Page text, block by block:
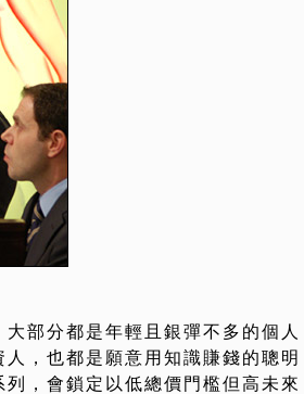
部分都是年輕且銀彈不多的個人
，也都是願意用知識賺錢的聰明
，會鎖定以低總價門檻但高未來